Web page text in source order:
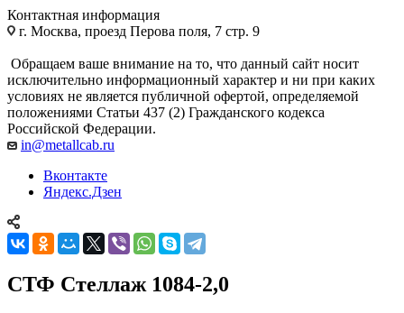
Контактная информация
г. Москва, проезд Перова поля, 7 стр. 9
Обращаем ваше внимание на то, что данный сайт носит
исключительно информационный характер и ни при каких
условиях не является публичной офертой, определяемой
положениями Статьи 437 (2) Гражданского кодекса
Российской Федерации.
in@metallcab.ru
Вконтакте
Яндекс.Дзен
СТФ Стеллаж 1084-2,0